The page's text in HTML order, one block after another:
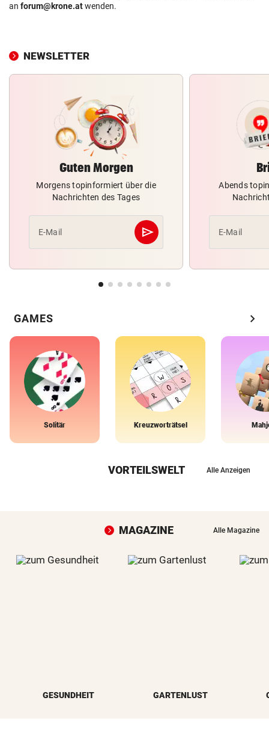
an forum@krone.atwenden.
NEWSLETTER
Guten Morgen
Morgens topinformiert über die
Nachrichten des Tages
E-Mail send
Abschicken
Abends
E-Mail
GAMES chevron_right
Solitär Kreuzworträtsel
VORTEILSWELT Alle Anzeigen
MAGAZINE Alle Magazine
GESUNDHEIT GARTENLUST